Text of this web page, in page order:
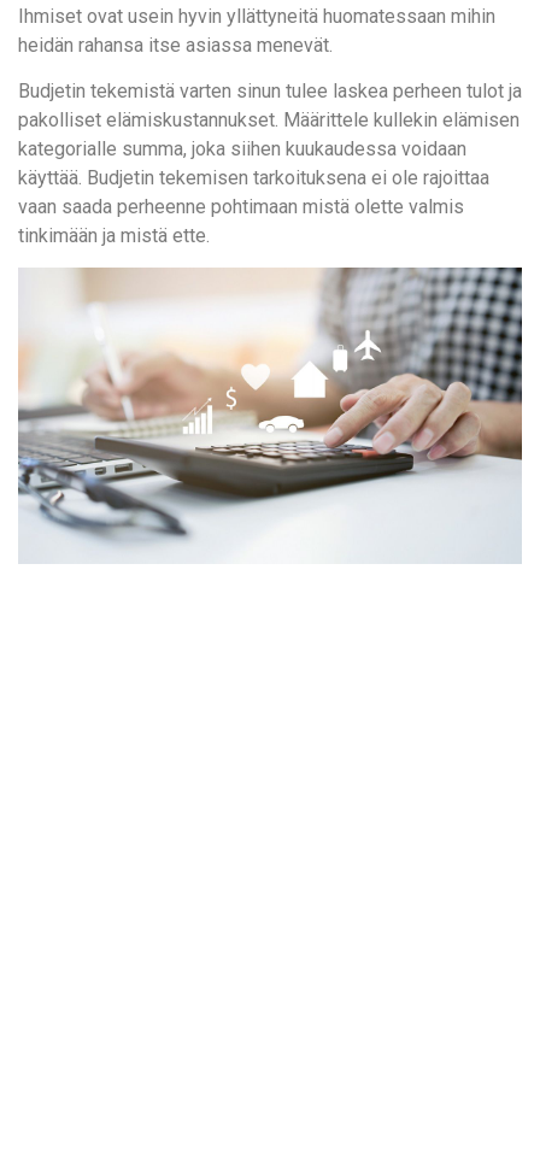
Ihmiset ovat usein hyvin yllättyneitä huomatessaan mihin
heidän rahansa itse asiassa menevät.
Budjetin tekemistä varten sinun tulee laskea perheen tulot ja
pakolliset elämiskustannukset. Määrittele kullekin elämisen
kategorialle summa, joka siihen kuukaudessa voidaan
käyttää. Budjetin tekemisen tarkoituksena ei ole rajoittaa
vaan saada perheenne pohtimaan mistä olette valmis
tinkimään ja mistä ette.